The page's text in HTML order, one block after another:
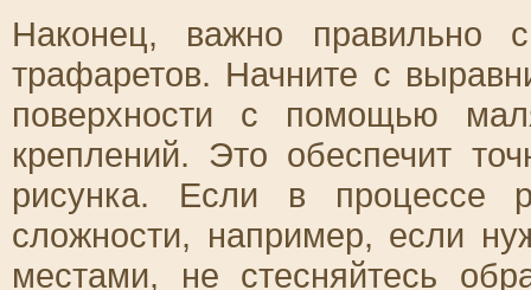
Наконец, важно правильно
трафаретов. Начните с
поверхности с помощью
креплений. Это обеспечит
рисунка. Если в процессе
сложности, например, если
местами, не стесняйтесь